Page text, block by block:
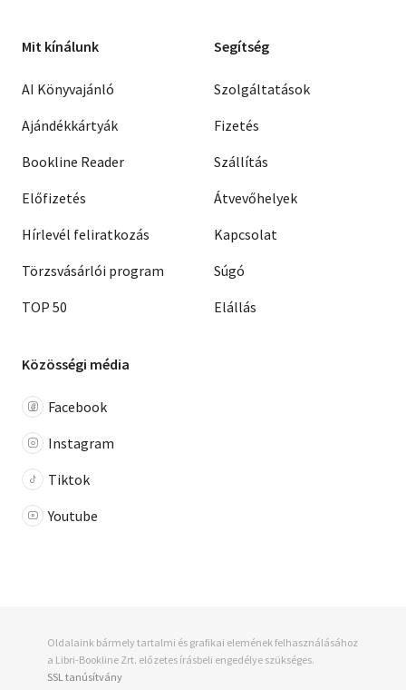
Mit kínálunk
AI Könyvajánló
Ajándékkártyák
Bookline Reader
Előfizetés
Hírlevél feliratkozás
Törzsvásárlói program
TOP 50
Segítség
Szolgáltatások
Fizetés
Szállítás
Átvevőhelyek
Kapcsolat
Súgó
Elállás
Közösségi média
Facebook
Instagram
Tiktok
Youtube
Oldalaink bármely tartalmi és grafikai elemének felhasználásához
a Libri-Bookline Zrt. előzetes írásbeli engedélye szükséges.
SSL tanúsítvány